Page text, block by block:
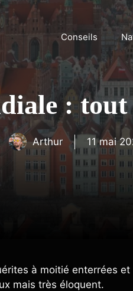
Conseils
:
Arthur 11 mai
à moitié enterrées et
mais très éloquent.